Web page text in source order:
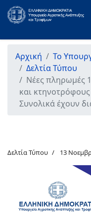
Αρχική Το
Δελτία Τύπου
Νέες πληρωμές
και
Συνολικά έχουν
Δελτία Τύπου 13